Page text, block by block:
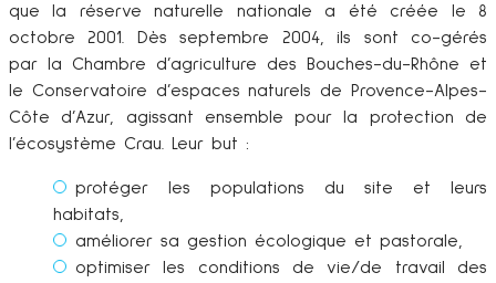
que la réserve naturelle nationale a été créée le 8
octobre 2001. Dès septembre 2004, ils sont co-gérés
par la Chambre d’agriculture des Bouches-du-Rhône et
le Conservatoire d’espaces naturels de Provence-Alpes-
Côte d’Azur, agissant ensemble pour la protection de
l’écosystème Crau. Leur but :
protéger les populations du site et leurs
habitats,
améliorer sa gestion écologique et pastorale,
optimiser les conditions de vie/de travail des